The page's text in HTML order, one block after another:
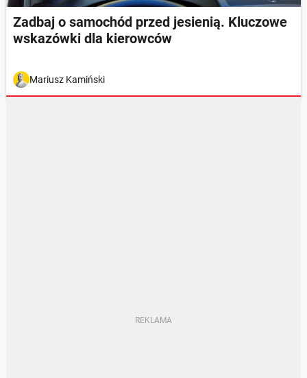
Zadbaj o samochód przed jesienią. Kluczowe
wskazówki dla kierowców
Mariusz Kamiński